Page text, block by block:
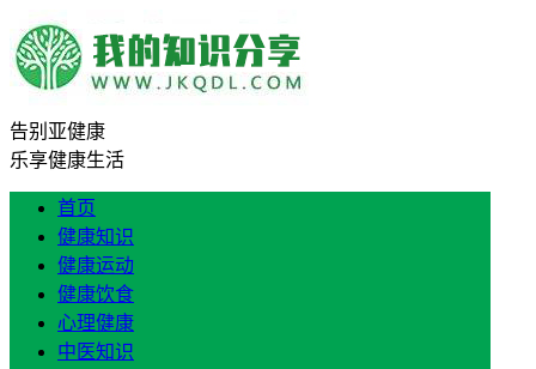
告别亚健康
乐享健康生活
首页
健康知识
健康运动
健康饮食
心理健康
中医知识